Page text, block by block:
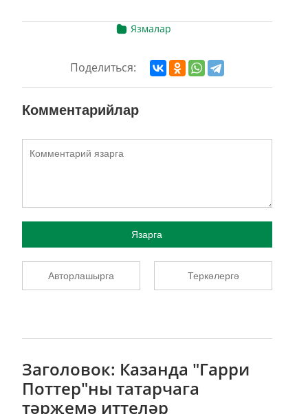
Язмалар
Поделиться:
Комментарийлар
Язарга
Авторлашырга Теркәлергә
Заголовок: Казанда "Гарри
Поттер"ны татарчага
тәрҗемә иттеләр